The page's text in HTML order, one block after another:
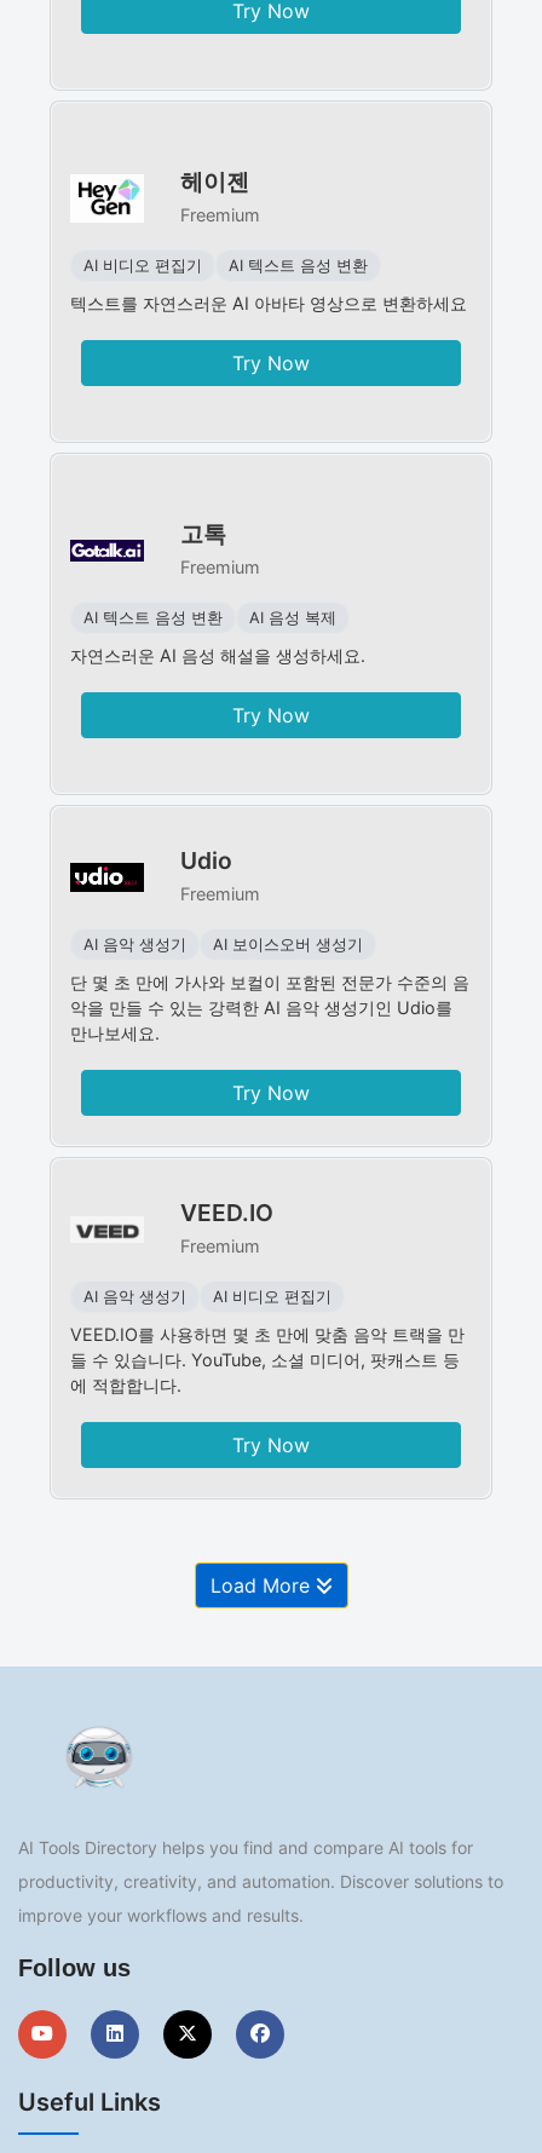
Try Now
헤이젠
Freemium
AI 비디오 편집기 AI 텍스트 음성 변환
텍스트를 자연스러운 AI 아바타 영상으로 변환하세요
Try Now
고톡
Freemium
AI 텍스트 음성 변환 AI 음성 복제
자연스러운 AI 음성 해설을 생성하세요.
Try Now
Udio
Freemium
AI 음악 생성기 AI 보이스오버 생성기
단 몇 초 만에 가사와 보컬이 포함된 전문가 수준의 음
악을 만들 수 있는 강력한 AI 음악 생성기인 Udio를
만나보세요.
Try Now
VEED.IO
Freemium
AI 음악 생성기 AI 비디오 편집기
VEED.IO를 사용하면 몇 초 만에 맞춤 음악 트랙을 만
들 수 있습니다. YouTube, 소셜 미디어, 팟캐스트 등
에 적합합니다.
Try Now
Load More
AI Tools Directory helps you find and compare AI tools for
productivity, creativity, and automation. Discover solutions to
improve your workflows and results.
Follow us
Useful Links